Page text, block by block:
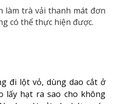
làm trà vải thanh mát đơn
có thể thực hiện được.
đi lột vỏ, dùng dao cắt ở
lấy hạt ra sao cho không